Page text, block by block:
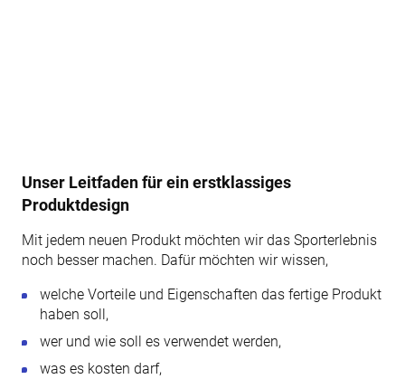
Unser Leitfaden für ein erstklassiges
Produktdesign
Mit jedem neuen Produkt möchten wir das Sporterlebnis
noch besser machen. Dafür möchten wir wissen,
welche Vorteile und Eigenschaften das fertige Produkt
haben soll,
wer und wie soll es verwendet werden,
was es kosten darf,